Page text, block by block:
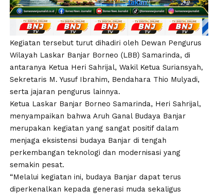
Kegiatan tersebut turut dihadiri oleh Dewan Pengurus
Wilayah Laskar Banjar Borneo (LBB) Samarinda, di
antaranya Ketua Heri Sahrijal, Wakil Ketua Suriansyah,
Sekretaris M. Yusuf Ibrahim, Bendahara Thio Mulyadi,
serta jajaran pengurus lainnya.
Ketua Laskar Banjar Borneo Samarinda, Heri Sahrijal,
menyampaikan bahwa Aruh Ganal Budaya Banjar
merupakan kegiatan yang sangat positif dalam
menjaga eksistensi budaya Banjar di tengah
perkembangan teknologi dan modernisasi yang
semakin pesat.
“Melalui kegiatan ini, budaya Banjar dapat terus
diperkenalkan kepada generasi muda sekaligus